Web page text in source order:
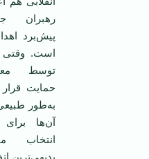
رهبران
پیش‌برد
است. وقتی
توسط
حمایت قرار
به‌طور
آن‌ها
انتخاب